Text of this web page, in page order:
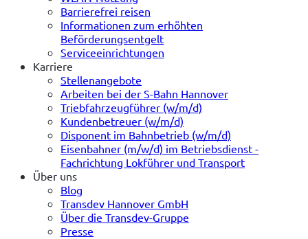
Barrierefrei reisen
Informationen zum erhöhten
Beförderungsentgelt
Serviceeinrichtungen
Karriere
Stellenangebote
Arbeiten bei der S-Bahn Hannover
Triebfahrzeugführer (w/m/d)
Kundenbetreuer (w/m/d)
Disponent im Bahnbetrieb (w/m/d)
Eisenbahner (m/w/d) im Betriebsdienst -
Fachrichtung Lokführer und Transport
Über uns
Blog
Transdev Hannover GmbH
Über die Transdev-Gruppe
Presse